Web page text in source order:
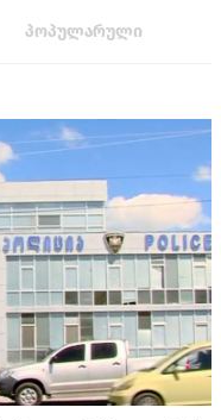
პოპულარული